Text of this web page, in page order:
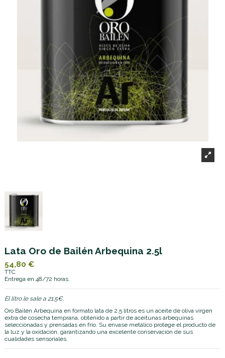
Lata Oro de Bailén Arbequina 2.5l
54,80 €
TTC
Entrega en 48/72 horas.
El litro le sale a 21.5€.
Oro Bailén Arbequina en formato lata de 2,5 litros es un aceite de oliva virgen
extra de cosecha temprana, obtenido a partir de aceitunas arbequinas
seleccionadas y prensadas en frío. Su envase metálico protege el producto de
la luz y la oxidación, garantizando una excelente conservación de sus
cualidades sensoriales.